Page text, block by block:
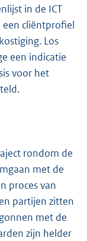
in de ICT
cliëntprofiel
Los
een indicatie
voor het
rondom de
met de
proces van
partijen zitten
met de
zijn helder